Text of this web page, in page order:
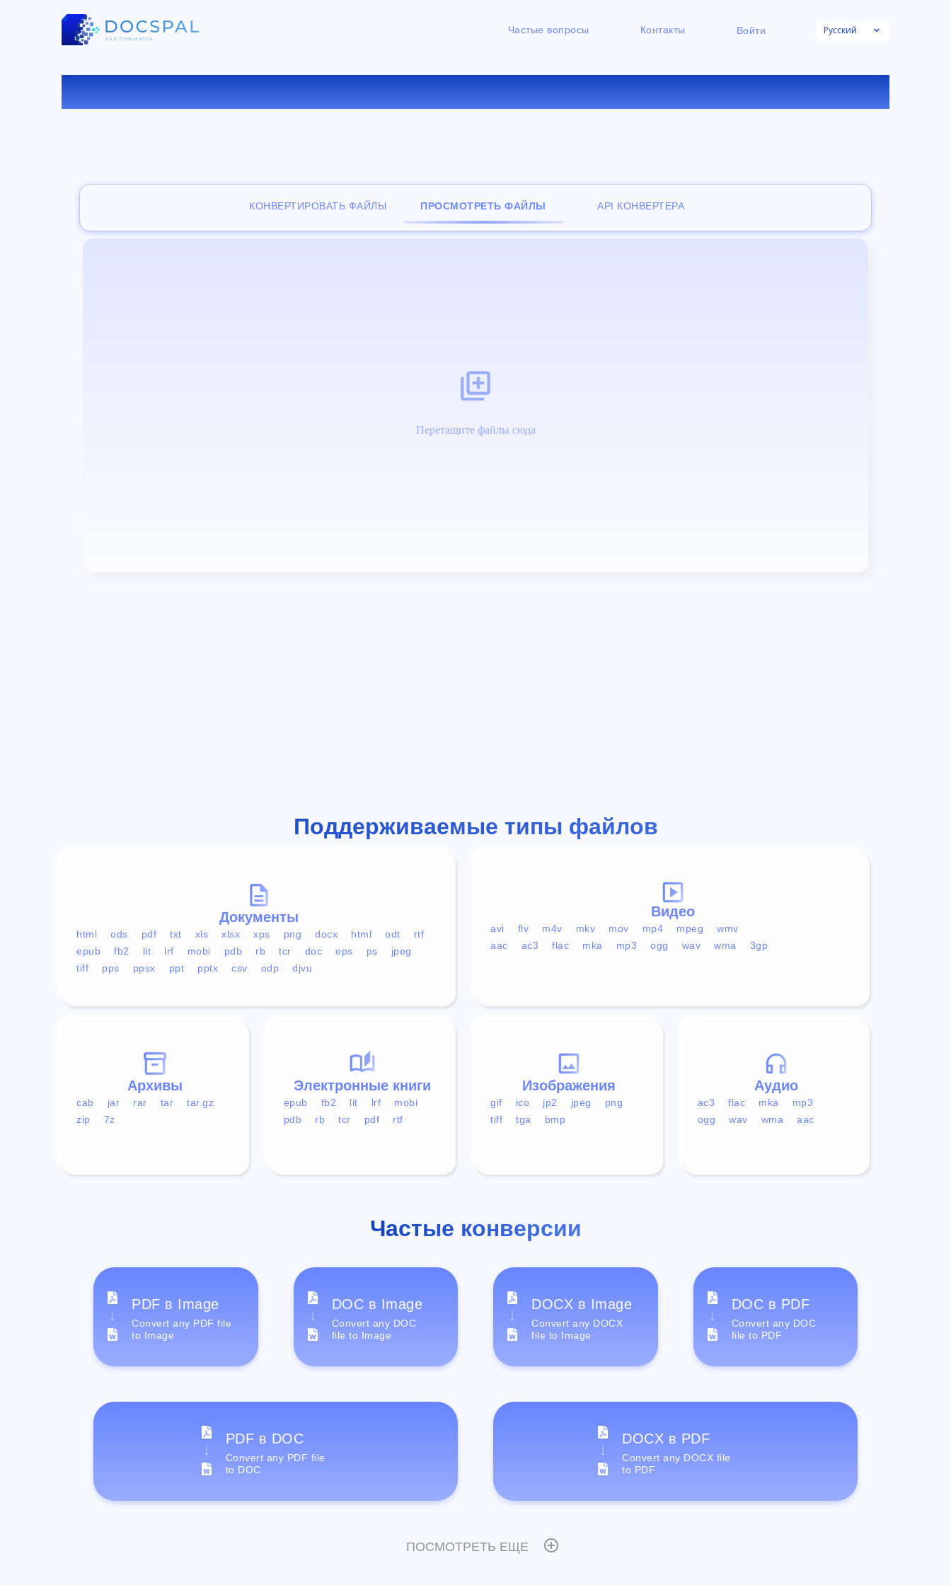
Частые вопросы Контакты Войти Русский
БЕСПЛАТНЫЙ ОНЛАЙН ПРОСМОТРЩИК ФАЙЛОВ
КОНВЕРТИРОВАТЬ ФАЙЛЫ ПРОСМОТРЕТЬ ФАЙЛЫ API КОНВЕРТЕРА
Перетащите файлы сюда
Поддерживаемые типы файлов
Документы
html ods pdf txt xls xlsx xps png docx html odt
rtf
epub
fb2 lit lrf mobi pdb rb tcr doc eps ps
jpeg
tiff
pps ppsx ppt pptx csv odp djvu
Видео
avi flv m4v mkv mov mp4 mpeg
wmv
aac
ac3 flac mka mp3 ogg wav wma 3gp
Аудио
ac3 flac mka
mp3
ogg
wav wma aac
Изображения
gif ico jp2 jpeg
png
tiff
tga bmp
Электронные книги
epub fb2 lit lrf
mobi
pdb
rb tcr pdf rtf
Архивы
cab jar rar tar
tar.gz
zip
7z
Частые конверсии
PDF в Image
Convert any PDF file
to Image
DOC в Image
Convert any DOC
file to Image
DOCX в Image
Convert any DOCX
file to Image
DOC в PDF
Convert any DOC
file to PDF
PDF в DOC
Convert any PDF file
to DOC
DOCX в PDF
Convert any DOCX file
to PDF
ПОСМОТРЕТЬ ЕЩЕ